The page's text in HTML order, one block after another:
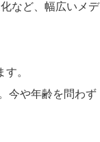
など、幅広いメデ
。
今や年齢を問わず